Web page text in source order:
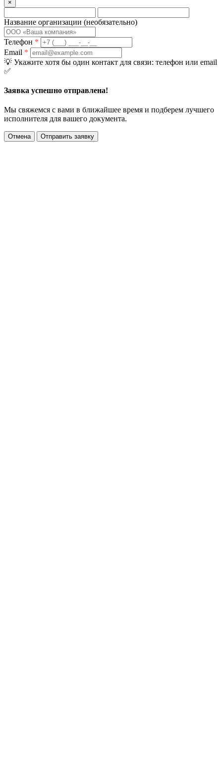
×
Название организации (необязательно)
Телефон *
Email *
💡 Укажите хотя бы один контакт для связи: телефон или email
✅
Заявка успешно отправлена!
Мы свяжемся с вами в ближайшее время и подберем лучшего
исполнителя для вашего документа.
Отмена Отправить заявку